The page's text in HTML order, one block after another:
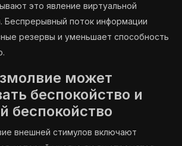
это явление виртуальной
Беспрерывный поток информации
резервы и уменьшает способность
может
беспокойство и
беспокойство
внешней стимулов включают